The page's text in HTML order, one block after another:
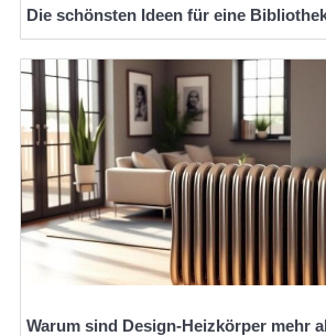
Die schönsten Ideen für eine
Warum sind Design-Heizkörper mehr